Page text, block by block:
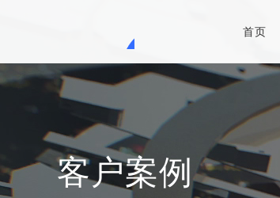
首页
客户案例